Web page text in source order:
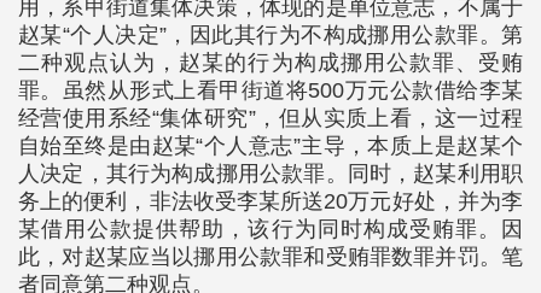
用，系甲街道集体决策，体现的是单位意志，不属于
赵某“个人决定”，因此其行为不构成挪用公款罪。第
二种观点认为，赵某的行为构成挪用公款罪、受贿
罪。虽然从形式上看甲街道将500万元公款借给李某
经营使用系经“集体研究”，但从实质上看，这一过程
自始至终是由赵某“个人意志”主导，本质上是赵某个
人决定，其行为构成挪用公款罪。同时，赵某利用职
务上的便利，非法收受李某所送20万元好处，并为李
某借用公款提供帮助，该行为同时构成受贿罪。因
此，对赵某应当以挪用公款罪和受贿罪数罪并罚。笔
者同意第二种观点。